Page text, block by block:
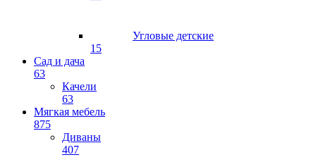
Угловые детские
15
Сад и дача
63
Качели
63
Мягкая мебель
875
Диваны
407